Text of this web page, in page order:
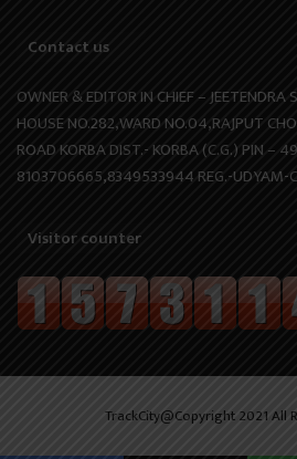
Contact us
OWNER & EDITOR IN CHIEF – JEETENDRA
HOUSE NO.282,WARD NO.04,RAJPUT
ROAD KORBA DIST.- KORBA (C.G.) PIN –
8103706665,8349533944 REG.-UDYAM-
Visitor counter
TrackCity@Copyright 2021 All